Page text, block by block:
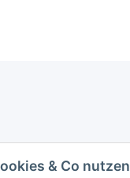
& Co nutzen